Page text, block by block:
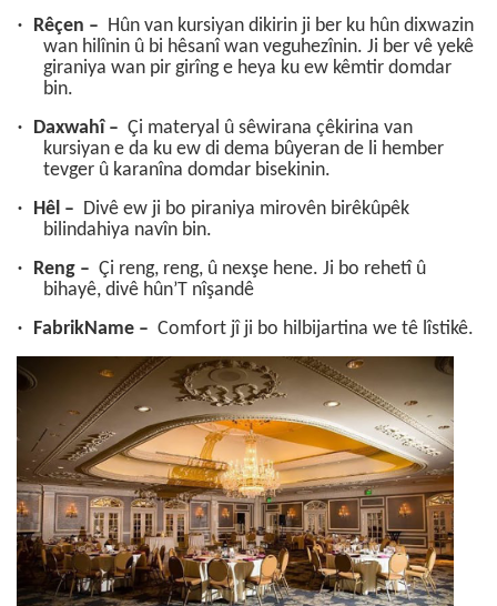
· Rêçen – Hûn van kursiyan dikirin ji ber ku hûn dixwazin
wan hilînin û bi hêsanî wan veguhezînin. Ji ber vê yekê
giraniya wan pir girîng e heya ku ew kêmtir domdar
bin.
· Daxwahî – Çi materyal û sêwirana çêkirina van
kursiyan e da ku ew di dema bûyeran de li hember
tevger û karanîna domdar bisekinin.
· Hêl – Divê ew ji bo piraniya mirovên birêkûpêk
bilindahiya navîn bin.
· Reng – Çi reng, reng, û nexşe hene. Ji bo rehetî û
bihayê, divê hûn’T nîşandê
· FabrikName – Comfort jî ji bo hilbijartina we tê lîstikê.